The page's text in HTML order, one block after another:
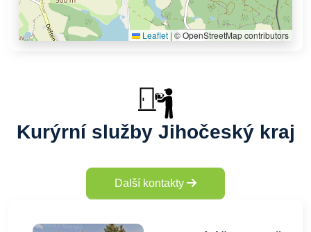
Leaflet | © OpenStreetMap contributors
Kurýrní služby Jihočeský kraj
Další kontakty